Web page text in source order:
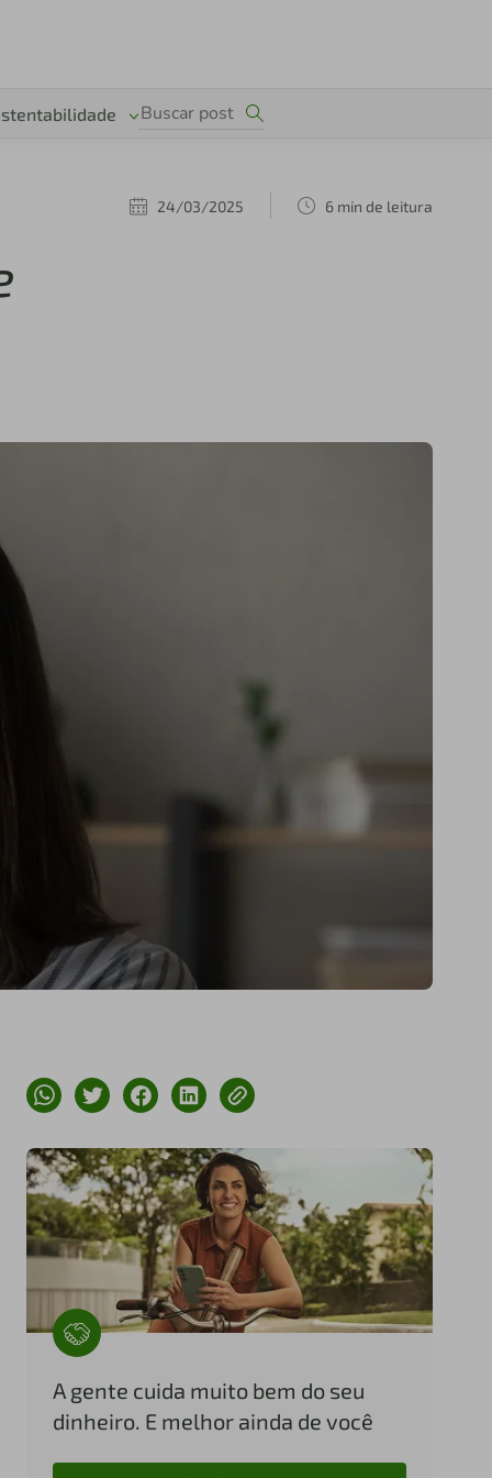
24/03/2025 6 min de leitura
A gente cuida muito bem do seu
dinheiro. E melhor ainda de você